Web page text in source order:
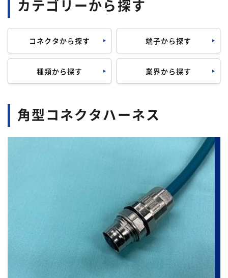
カテゴリーから探す
コネクタから探す 端子から探す
種類から探す 業界から探す
角型コネクタハーネス